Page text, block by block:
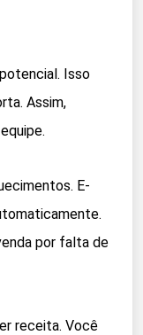
Isso
Assim,
E-
por falta de
receita. Você